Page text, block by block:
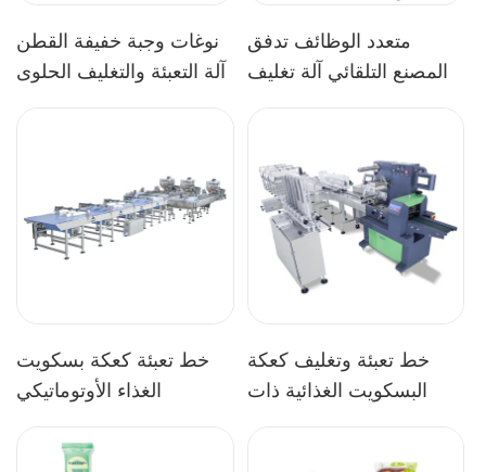
نوغات وجبة خفيفة القطن
آلة التعبئة والتغليف الحلوى
متعدد الوظائف تدفق
المصنع التلقائي آلة تغليف
خط تعبئة كعكة بسكويت
الغذاء الأوتوماتيكي
خط تعبئة وتغليف كعكة
البسكويت الغذائية ذات